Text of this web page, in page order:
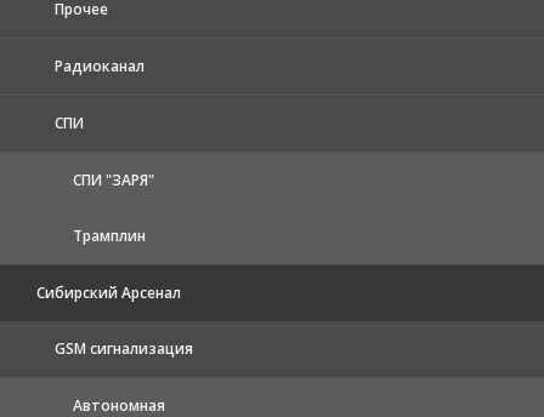
Прочее
Радиоканал
СПИ
СПИ "ЗАРЯ"
Трамплин
Сибирский Арсенал
GSM сигнализация
Автономная